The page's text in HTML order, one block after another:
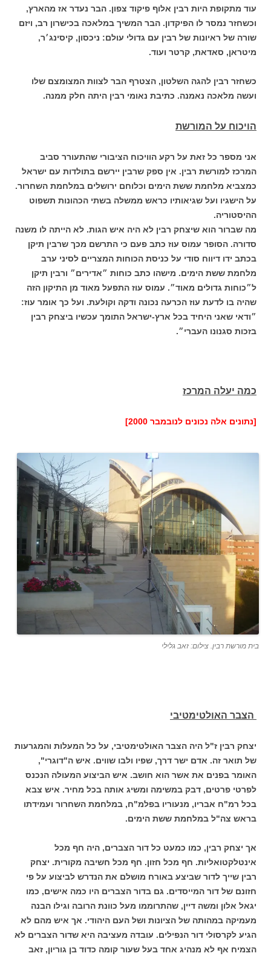
עוד מתקופת היות רבין אלוף פיקוד צפון. הבר נעדר אז מהארץ,
וכשחזר נמסר לו הפיקדון. הבר המשיך במלאכה בכישרון רב, ויזם
שורה של ראיונות של רבין עם גדולי עולם: ניכסון, קיסינג׳ר,
מיטראן, סאדאת, קרטר ועוד.
כשחזר רבין להגה השלטון, הצטרף הבר לצוות המצומצם שלו
ועשה מלאכה נאמנה. כתיבת נאומי רבין היתה חלק ממנה.
הויכוח על המורשת
אני מספר כל זאת על רקע הוויכוח הציבורי שהתעורר סביב
המרכז למורשת רבין. אין ספק שרבין יירשם בתולדות עם ישראל
כמצביא מלחמת ששת הימים וכלוחם ירושלים במלחמת השחרור.
על הישגיו ועל שגיאותיו כראש ממשלה בשתי הכהונות תשפוט
ההיסטוריה.
מה שברור הוא שיצחק רבין לא היה איש הגות. לא הייתה לו משנה
סדורה. הסופר עמוס עוז כתב פעם כי התרשם מכך שרבין תיקן
בכתב ידו דיווח סודי על כניסת הכוחות המצריים לסיני ערב
מלחמת ששת הימים. מישהו כתב כוחות ״אדירים״ ורבין תיקן
ל״כוחות גדולים מאוד״. עמוס עוז התפעל מאוד מן התיקון הזה
שהיה בו לדעת עוז הכרעה נכונה ודקה וקולעת. ועל כך אומר עוז:
״ודאי שאני היחיד בכל ארץ-ישראל התומך עכשיו ביצחק רבין
בזכות סגנונו העברי״.
כמה יעלה המרכז
[נתונים אלה נכונים לנובמבר 2000]
בית מורשת רבין. צילום: זאב גלילי
הצבר האולטימטיבי
יצחק רבין ז"ל היה הצבר האולטימטיבי, על כל המעלות והמגרעות
של תואר זה. אדם ישר דרך, שפיו ולבו שווים. איש ה"דוגרי",
האומר בפנים את אשר הוא חושב. איש הביצוע המעולה הנכנס
לפרטי פרטים, דבק במשימה ומשיג אותה בכל מחיר. איש צבא
בכל רמ"ח אבריו, מנעוריו בפלמ"ח, במלחמת השחרור ועמידתו
בראש צה"ל במלחמת ששת הימים.
אך יצחק רבין, כמו כמעט כל דור הצברים, היה חף מכל
אינטלקטואליות. חף מכל חזון. חף מכל חשיבה מקורית. יצחק
רבין שייך לדור שביצע באורח מושלם את הנדרש לביצוע על פי
חזונם של דור המייסדים. גם בדור הצברים היו כמה אישים, כמו
יגאל אלון ומשה דיין, שהתרוממו מעל כוונת הרובה וגילו הבנה
מעמיקה במהותה של הציונות ושל העם היהודי. אך איש מהם לא
הגיע לקרסולי דור הנפילים. עובדה מעציבה היא שדור הצברים לא
הצמיח אף לא מנהיג אחד בעל שעור קומה כדוד בן גוריון, זאב